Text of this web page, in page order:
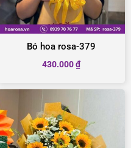
Bó hoa rosa-379
430.000₫